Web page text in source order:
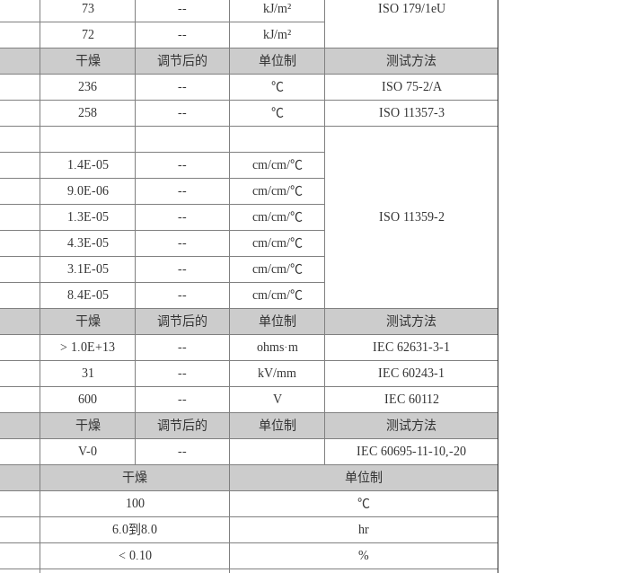
ISO 179/1eU
73 --
kJ/m²
72 --
kJ/m²
干燥 调节后的 单位制
测试方法
236 -- ℃
ISO 75-2/A
258 -- ℃
ISO 11357-3
ISO 11359-2
1.4E-05 --
cm/cm/℃
9.0E-06 --
cm/cm/℃
1.3E-05 --
cm/cm/℃
4.3E-05 --
cm/cm/℃
3.1E-05 --
cm/cm/℃
8.4E-05 --
cm/cm/℃
干燥 调节后的 单位制
测试方法
> 1.0E+13 -- ohms·m
IEC 62631-3-1
31 -- kV/mm
IEC 60243-1
600 -- V
IEC 60112
干燥 调节后的 单位制
测试方法
V-0 --
IEC 60695-11-10,-20
干燥
单位制
100
℃
6.0到8.0
hr
< 0.10
%